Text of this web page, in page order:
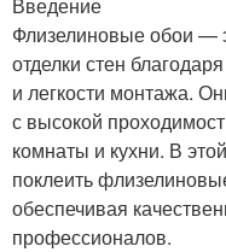
Флизелиновые обои —
отделки стен
и легкости монтажа.
с высокой
комнаты и кухни. В
поклеить
обеспечивая
профессионалов.